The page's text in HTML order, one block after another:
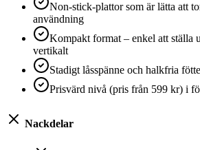
Non-stick-plattor som är lätta att
användning
Kompakt format – enkel att ställa
vertikalt
Stadigt låsspänne och halkfria
Prisvärd nivå (pris från 599 kr) i
Nackdelar